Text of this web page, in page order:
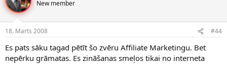
New member
18. Marts 2008 #44
Es pats sāku tagad pētīt šo zvēru Affiliate Marketingu. Bet
nepērku grāmatas. Es zināšanas smeļos tikai no interneta